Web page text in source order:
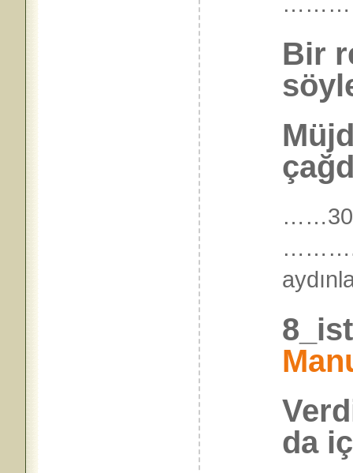
Bir
da